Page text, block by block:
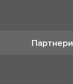
Партнери